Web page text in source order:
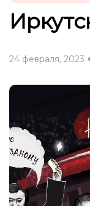
24 февраля, 2023